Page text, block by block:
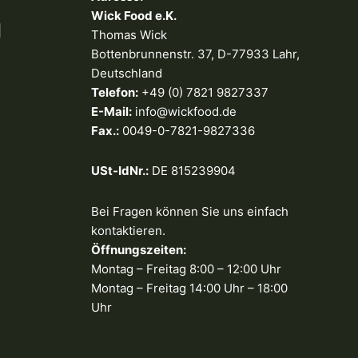
Wick Food e.K.
Thomas Wick
Bottenbrunnenstr. 37, D-77933 Lahr,
Deutschland
Telefon:+49 (0) 7821 9827337
E-Mail:info@wickfood.de
Fax.:0049-0-7821-9827336
USt-IdNr.:DE 815239904
Bei Fragen können Sie uns einfach
kontaktieren.
Öffnungszeiten:
Montag – Freitag 8:00 – 12:00 Uhr
Montag – Freitag 14:00 Uhr – 18:00
Uhr